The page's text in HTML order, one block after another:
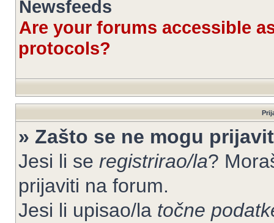
Newsfeeds
Are your forums accessible
protocols?
» Zašto se ne mogu
Jesi li se registrirao/la?
prijaviti na forum.
Jesi li upisao/la točne